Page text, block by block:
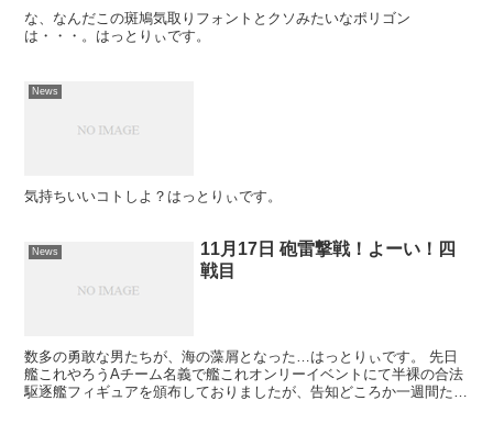
な、なんだこの斑鳩気取りフォントとクソみたいなポリゴン
は・・・。はっとりぃです。
News
気持ちいいコトしよ？はっとりぃです。
News
11月17日 砲雷撃戦！よーい！四
戦目
数多の勇敢な男たちが、海の藻屑となった…はっとりぃです。 先日
艦これやろうAチーム名義で艦これオンリーイベントにて半裸の合法
駆逐艦フィギュアを頒布しておりましたが、告知どころか一週間たっ